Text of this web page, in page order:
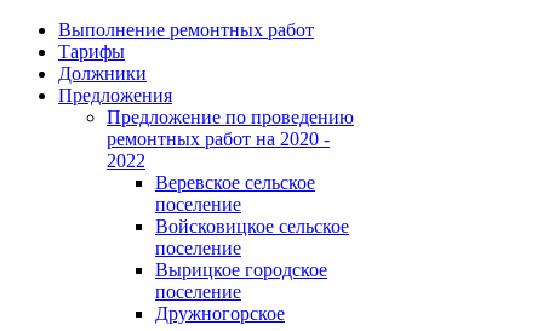
Выполнение ремонтных работ
Тарифы
Должники
Предложения
Предложение по проведению
ремонтных работ на 2020 -
2022
Веревское сельское
поселение
Войсковицкое сельское
поселение
Вырицкое городское
поселение
Дружногорское